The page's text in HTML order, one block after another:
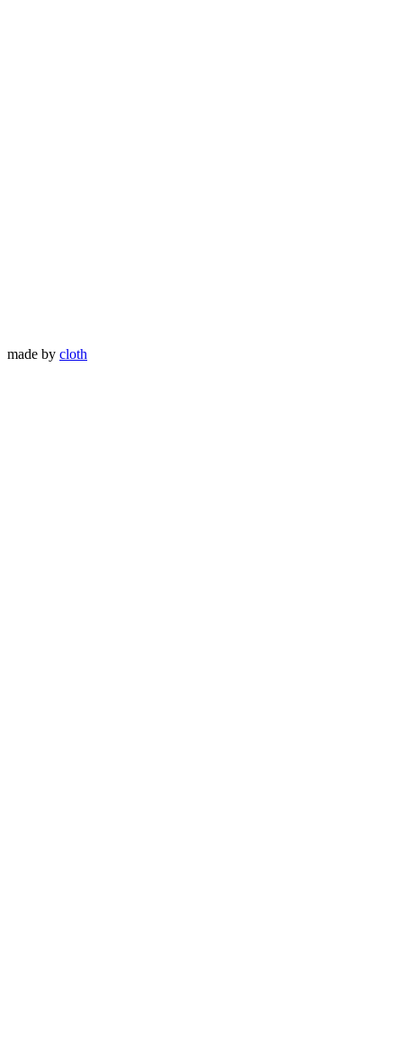
made by cloth